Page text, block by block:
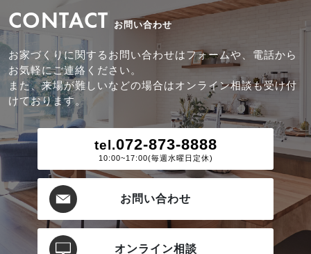
CONTACT お問い合わせ
お家づくりに関するお問い合わせはフォームや、電話から
お気軽にご連絡ください。
また、来場が難しいなどの場合はオンライン相談も受け付
けております。
tel.072-873-8888
10:00~17:00(毎週水曜日定休)
お問い合わせ
オンライン相談